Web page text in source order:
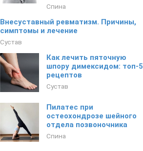
Спина
Внесуставный ревматизм. Причины,
симптомы и лечение
Сустав
Как лечить пяточную
шпору димексидом: топ-5
рецептов
Сустав
Пилатес при
остеохондрозе шейного
отдела позвоночника
Спина